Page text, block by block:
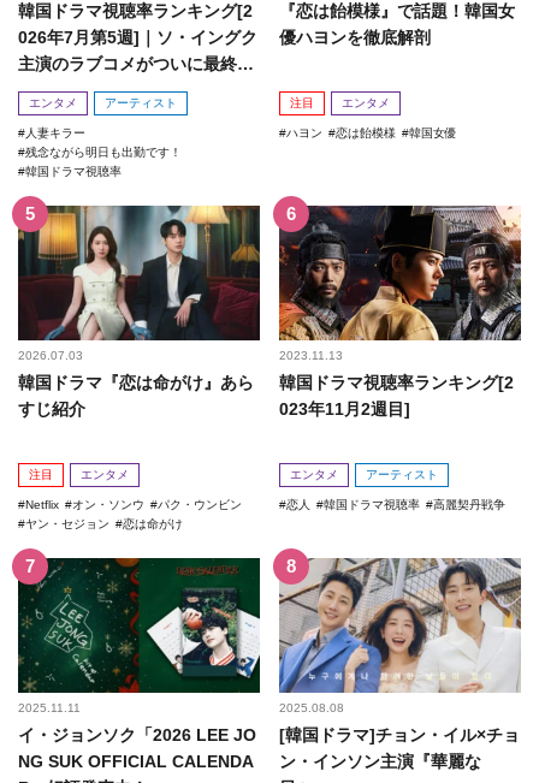
韓国ドラマ視聴率ランキング[2
026年7月第5週]｜ソ・イングク
主演のラブコメがついに最終
回！
エンタメ アーティスト
人妻キラー
残念ながら明日も出勤です！
韓国ドラマ視聴率
『恋は飴模様』で話題！韓国女
優ハヨンを徹底解剖
注目 エンタメ
ハヨン 恋は飴模様 韓国女優
2026.07.03
韓国ドラマ『恋は命がけ』あら
すじ紹介
注目 エンタメ
Netflix オン・ソンウ
パク・ウンビン
ヤン・セジョン
恋は命がけ
2023.11.13
韓国ドラマ視聴率ランキング[2
023年11月2週目]
エンタメ アーティスト
恋人 韓国ドラマ視聴率 高麗契丹戦争
2025.11.11
イ・ジョンソク「2026 LEE JO
NG SUK OFFICIAL CALENDA
2025.08.08
[韓国ドラマ]チョン・イル×チョ
ン・インソン主演『華麗な